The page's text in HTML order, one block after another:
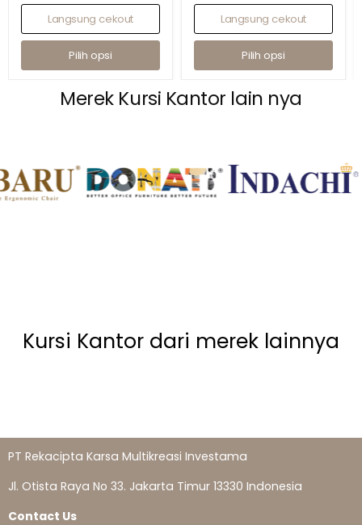
Langsung cekout
Pilih opsi
Langsung cekout
Pilih opsi
Merek Kursi Kantor lain nya
Kursi Kantor dari merek lainnya
PT Rekacipta Karsa Multikreasi Investama
Jl. Otista Raya No 33. Jakarta Timur 13330 Indonesia
Contact Us